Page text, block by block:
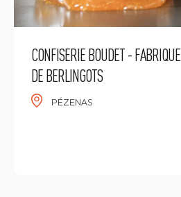
CONFISERIE BOUDET - FABRIQUE
DE BERLINGOTS
PÉZENAS